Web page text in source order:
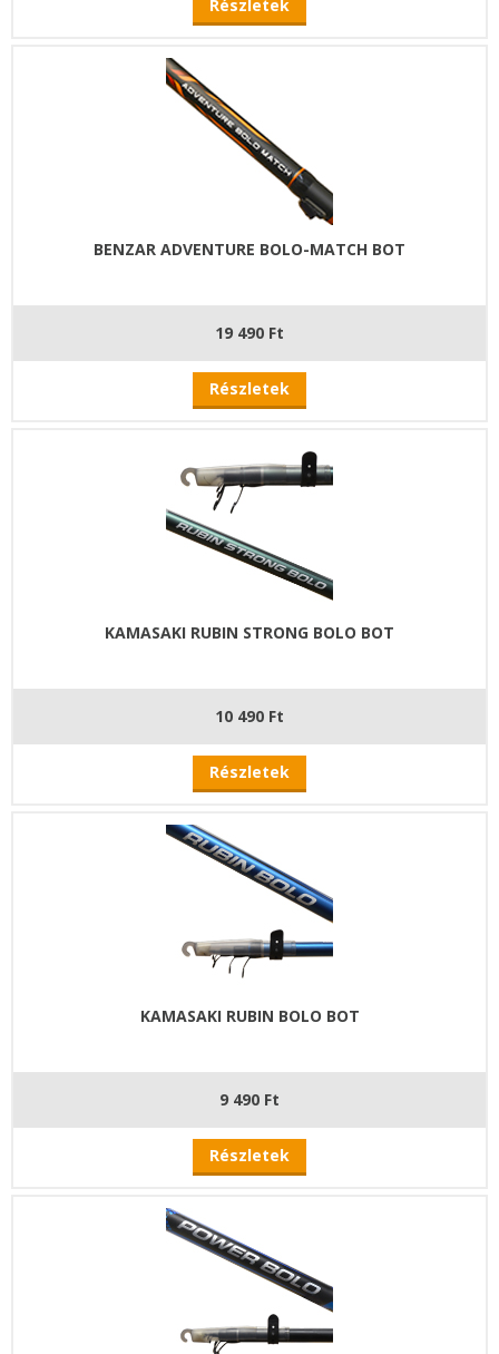
Részletek
BENZAR ADVENTURE BOLO-MATCH BOT
19 490 Ft
Részletek
KAMASAKI RUBIN STRONG BOLO BOT
10 490 Ft
Részletek
KAMASAKI RUBIN BOLO BOT
9 490 Ft
Részletek